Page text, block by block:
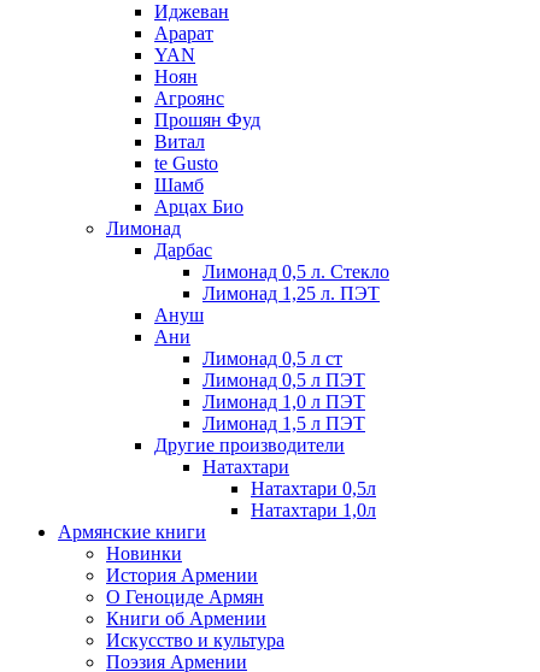
Иджеван
Арарат
YAN
Ноян
Агроянс
Прошян Фуд
Витал
te Gusto
Шамб
Арцах Био
Лимонад
Дарбас
Лимонад 0,5 л. Стекло
Лимонад 1,25 л. ПЭТ
Ануш
Ани
Лимонад 0,5 л ст
Лимонад 0,5 л ПЭТ
Лимонад 1,0 л ПЭТ
Лимонад 1,5 л ПЭТ
Другие производители
Натахтари
Натахтари 0,5л
Натахтари 1,0л
Армянские книги
Новинки
История Армении
О Геноциде Армян
Книги об Армении
Иcкусство и культура
Поэзия Армении